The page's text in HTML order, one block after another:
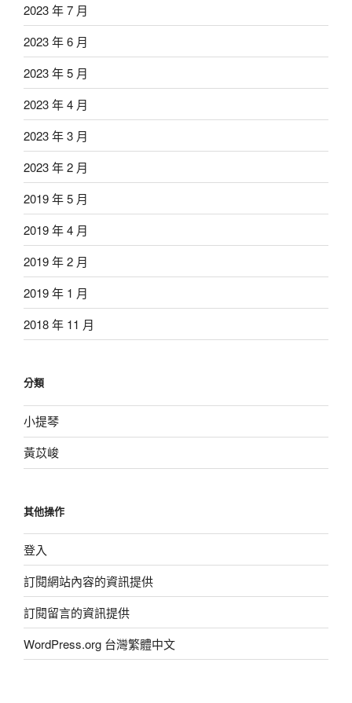
2023 年 7 月
2023 年 6 月
2023 年 5 月
2023 年 4 月
2023 年 3 月
2023 年 2 月
2019 年 5 月
2019 年 4 月
2019 年 2 月
2019 年 1 月
2018 年 11 月
分類
小提琴
黃苡峻
其他操作
登入
訂閱網站內容的資訊提供
訂閱留言的資訊提供
WordPress.org 台灣繁體中文